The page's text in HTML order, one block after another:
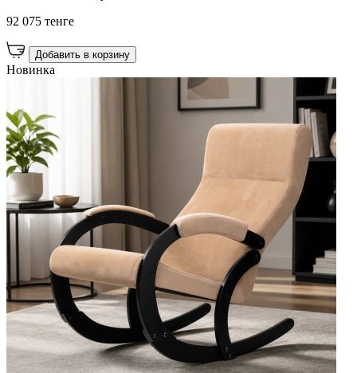
92 075 тенге
Добавить в корзину
Новинка